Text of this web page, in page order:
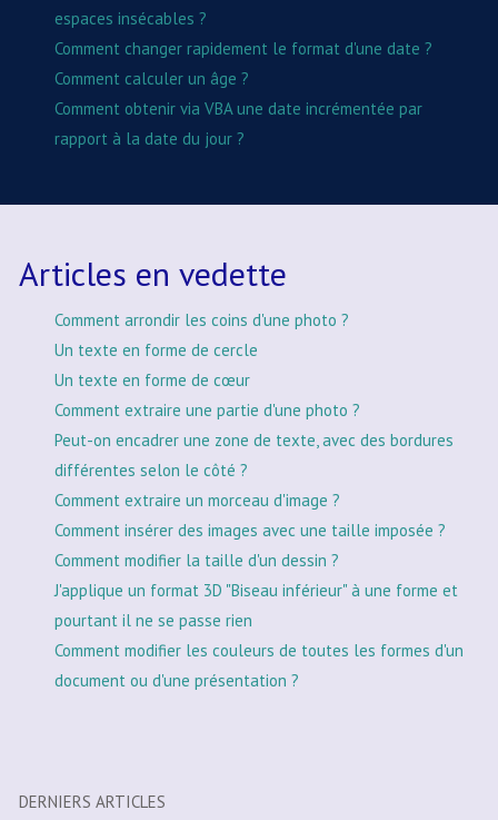
espaces insécables ?
Comment changer rapidement le format d'une date ?
Comment calculer un âge ?
Comment obtenir via VBA une date incrémentée par
rapport à la date du jour ?
Articles en vedette
Comment arrondir les coins d'une photo ?
Un texte en forme de cercle
Un texte en forme de cœur
Comment extraire une partie d'une photo ?
Peut-on encadrer une zone de texte, avec des bordures
différentes selon le côté ?
Comment extraire un morceau d'image ?
Comment insérer des images avec une taille imposée ?
Comment modifier la taille d'un dessin ?
J'applique un format 3D "Biseau inférieur" à une forme et
pourtant il ne se passe rien
Comment modifier les couleurs de toutes les formes d'un
document ou d'une présentation ?
DERNIERS ARTICLES